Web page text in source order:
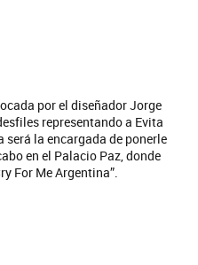
por el diseñador Jorge
representando a Evita
será la encargada de ponerle
en el Palacio Paz, donde
For Me Argentina”.